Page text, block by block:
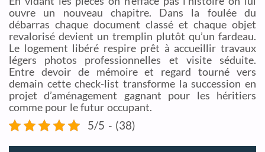
ouvre un nouveau chapitre. Dans la foulée du
débarras chaque document classé et chaque objet
revalorisé devient un tremplin plutôt qu’un fardeau.
Le logement libéré respire prêt à accueillir travaux
légers photos professionnelles et visite séduite.
Entre devoir de mémoire et regard tourné vers
demain cette check-list transforme la succession en
projet d’aménagement gagnant pour les héritiers
comme pour le futur occupant.
5/5 - (38)